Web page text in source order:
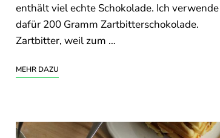
enthält viel echte Schokolade. Ich verwende
dafür 200 Gramm Zartbitterschokolade.
Zartbitter, weil zum …
MEHR DAZU